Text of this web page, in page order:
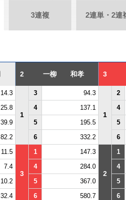
3連複 2連単・2連
2 一柳 和孝 3
14.3
1
3 94.3
1
2
25.8 4 137.1
4
39.9 5 195.5
5
82.2 6 332.2 6
11.5
3
1 147.3
2
1
7.4 4 284.0
4
10.2 5 367.0
5
32.4 6 580.7 6